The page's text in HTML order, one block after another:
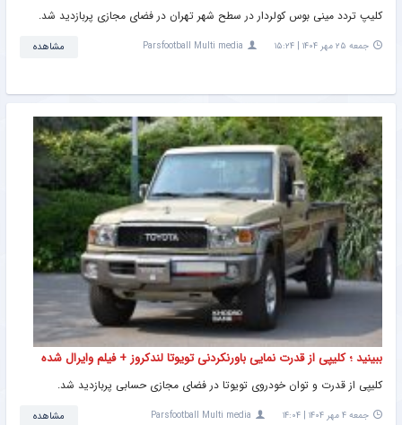
کلیپ تردد مینی بوس کولردار در سطح شهر تهران در فضای مجازی پربازدید شد.
جمعه ۲۵ مهر ۱۴۰۴ | ۱۵:۲۴ Parsfootball Multi media مشاهده
ببینید ؛ کلیپی از قدرت نمایی باورنکردنی تویوتا لندکروز + فیلم وایرال شده
کلیپی از قدرت و توان خودروی تویوتا در فضای مجازی حسابی پربازدید شد.
جمعه ۴ مهر ۱۴۰۴ | ۱۴:۰۴ Parsfootball Multi media مشاهده